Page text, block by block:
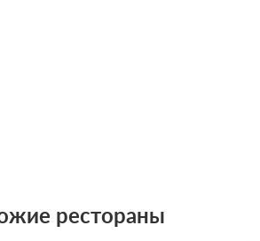
рестораны